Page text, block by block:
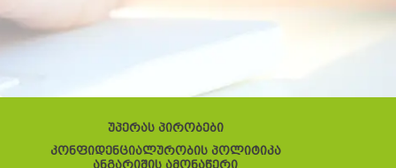
უპერას პირობები
კონფიდენციალურობის პოლიტიკა
ანგარიშის ამონაწერი